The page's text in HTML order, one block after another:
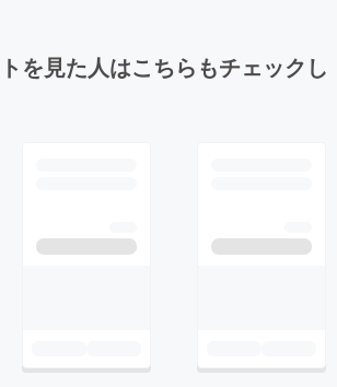
を見た人はこちらもチェックし